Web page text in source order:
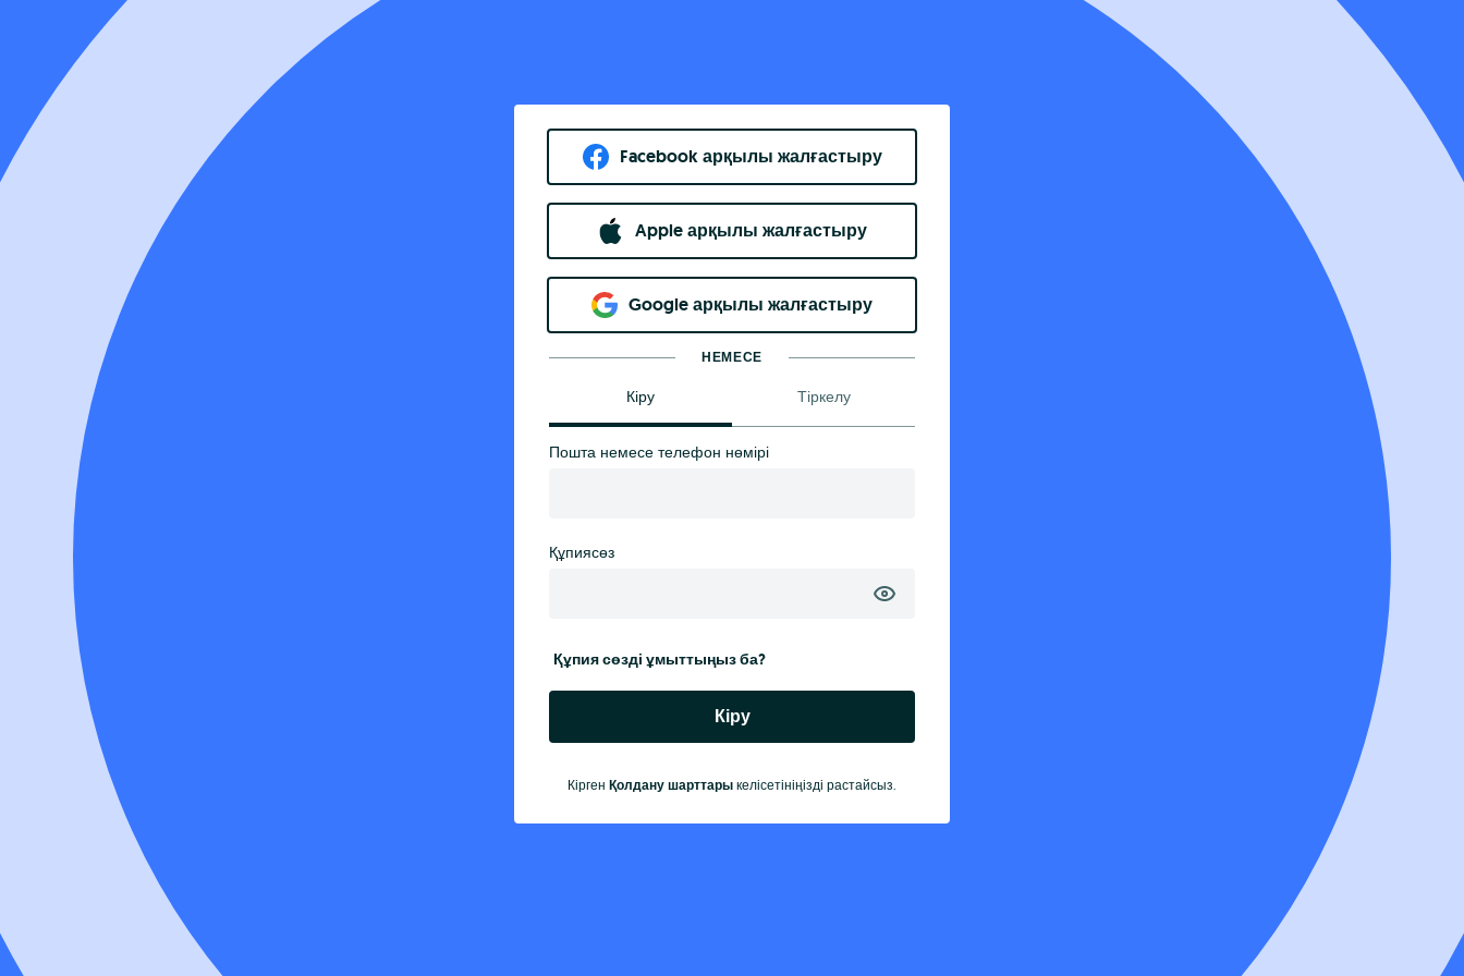
Facebook арқылы жалғастыру
Apple арқылы жалғастыру
Google арқылы жалғастыру
НЕМЕСЕ
Кіру Тіркелу
Пошта немесе телефон нөмірі
Құпиясөз
Құпия сөзді ұмыттыңыз ба?
Кіру
Кірген Қолдану шарттары келісетініңізді растайсыз.